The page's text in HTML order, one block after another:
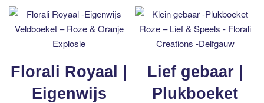
Florali Royaal |
Eigenwijs
Lief gebaar |
Plukboeket